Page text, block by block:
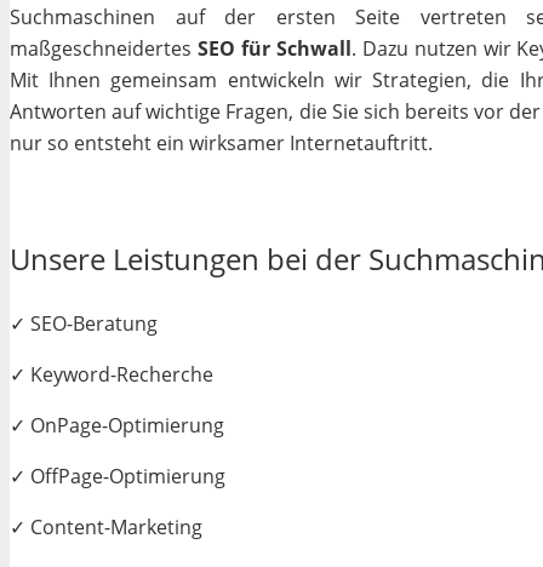
Suchmaschinen auf der ersten Seite vertreten
maßgeschneidertes SEO für Schwall. Dazu nutzen wir
Mit Ihnen gemeinsam entwickeln wir Strategien, die
Antworten auf wichtige Fragen, die Sie sich bereits vor
nur so entsteht ein wirksamer Internetauftritt.
Unsere Leistungen bei der
✓ SEO-Beratung
✓ Keyword-Recherche
✓ OnPage-Optimierung
✓ OffPage-Optimierung
✓ Content-Marketing